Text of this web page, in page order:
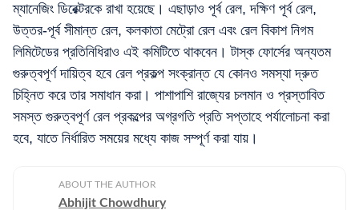
ম্যানেজিং ডিরেক্টরকে রাখা হয়েছে। এছাড়াও পূর্ব রেল, দক্ষিণ পূর্ব রেল,
উত্তর-পূর্ব সীমান্ত রেল, কলকাতা মেট্রো রেল এবং রেল বিকাশ নিগম
লিমিটেডের প্রতিনিধিরাও এই কমিটিতে থাকবেন। টাস্ক ফোর্সের অন্যতম
গুরুত্বপূর্ণ দায়িত্ব হবে রেল প্রকল্প সংক্রান্ত যে কোনও সমস্যা দ্রুত
চিহ্নিত করে তার সমাধান করা। পাশাপাশি রাজ্যের চলমান ও প্রস্তাবিত
সমস্ত গুরুত্বপূর্ণ রেল প্রকল্পের অগ্রগতি প্রতি সপ্তাহে পর্যালোচনা করা
হবে, যাতে নির্ধারিত সময়ের মধ্যে কাজ সম্পূর্ণ করা যায়।
ABOUT THE AUTHOR
Abhijit Chowdhury